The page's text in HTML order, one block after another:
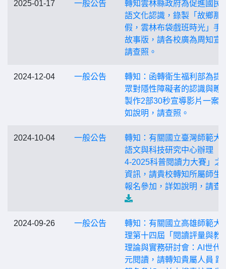
2025-01-17 一般公告
轉知雲林縣政府為促進國民
語文化認識，錄製「故鄉那
假，雲林布袋戲班時光」手
故事版，請各校廣為周知宣
請查照。
2024-12-04 一般公告
轉知：函轉衛生福利部為提
眾對隱性障礙者的認識與瞭
製作2部30秒宣導影片一案
如說明，請查照。
2024-10-04 一般公告
轉知：有關國立臺灣師範大
語文與科技研究中心辦理「
4-2025科普閱讀力大賽」之
資訊，請貴校轉知所屬師生
報名參加，詳如說明，請查
2024-09-26 一般公告
轉知：有關國立高雄師範大
理第十四屆「閱讀評量與教
理論與實務研討會：AI世代
元閱讀，請轉知貴屬人員 踴